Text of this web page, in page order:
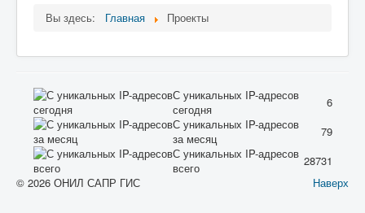
Вы здесь: Главная Проекты
С уникальных IP-адресов
сегодня
6
С уникальных IP-адресов
за месяц
79
С уникальных IP-адресов
всего
28731
Наверх
© 2026 ОНИЛ САПР ГИС